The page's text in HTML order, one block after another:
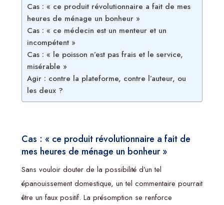
Cas : « ce produit révolutionnaire a fait de mes
heures de ménage un bonheur »
Cas : « ce médecin est un menteur et un
incompétent »
Cas : « le poisson n’est pas frais et le service,
misérable »
Agir : contre la plateforme, contre l’auteur, ou
les deux ?
Cas : « ce produit révolutionnaire a fait de
mes heures de ménage un bonheur »
Sans vouloir douter de la possibilité d’un tel
épanouissement domestique, un tel commentaire pourrait
être un faux positif. La présomption se renforce